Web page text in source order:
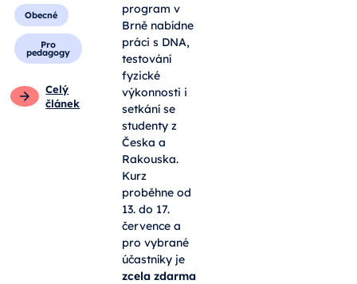
Obecné
Pro
pedagogy
Celý
článek
program v
Brně nabídne
práci s DNA,
testování
fyzické
výkonnosti i
setkání se
studenty z
Česka a
Rakouska.
Kurz
proběhne od
13. do 17.
července a
pro vybrané
účastníky je
zcela zdarma